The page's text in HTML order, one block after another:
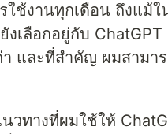
ใช้งานทุกเดือน ถึงแม้
เลือกอยู่กับ
และที่สำคัญ ผมสามา
วทางที่ผมใช้ให้